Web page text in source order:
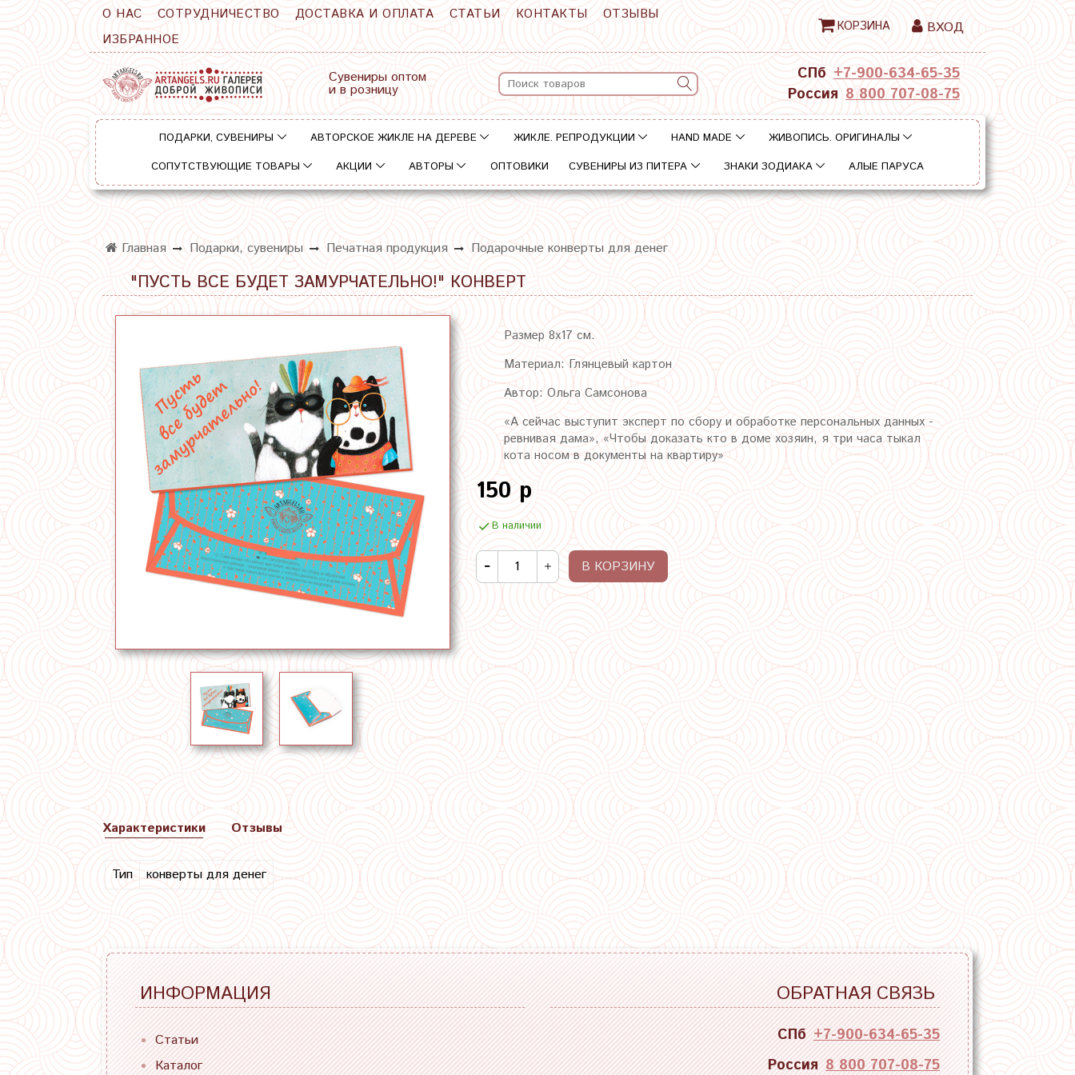
О НАС СОТРУДНИЧЕСТВО ДОСТАВКА И ОПЛАТА СТАТЬИ КОНТАКТЫ
ОТЗЫВЫ
ИЗБРАННОЕ
КОРЗИНА ВХОД
Сувениры оптом
и в розницу
СПб +7-900-634-65-35
Россия 8 800 707-08-75
ПОДАРКИ, СУВЕНИРЫ АВТОРСКОЕ ЖИКЛЕ НА ДЕРЕВЕ ЖИКЛЕ. РЕПРОДУКЦИИ HAND MADE
ЖИВОПИСЬ. ОРИГИНАЛЫ
СОПУТСТВУЮЩИЕ ТОВАРЫ
АКЦИИ АВТОРЫ ОПТОВИКИ СУВЕНИРЫ ИЗ ПИТЕРА ЗНАКИ ЗОДИАКА АЛЫЕ ПАРУСА
Главная Подарки, сувениры Печатная продукция Подарочные конверты для денег
"ПУСТЬ ВСЕ БУДЕТ ЗАМУРЧАТЕЛЬНО!" КОНВЕРТ
Размер 8х17 см.
Материал: Глянцевый картон
Автор: Ольга Самсонова
«А сейчас выступит эксперт по сбору и обработке персональных данных -
ревнивая дама», «Чтобы доказать кто в доме хозяин, я три часа тыкал
кота носом в документы на квартиру»
150 р
В наличии
В КОРЗИНУ
Характеристики
Тип конверты для денег
Отзывы
ИНФОРМАЦИЯ
Статьи
Каталог
ОБРАТНАЯ СВЯЗЬ
СПб +7-900-634-65-35
Россия 8 800 707-08-75